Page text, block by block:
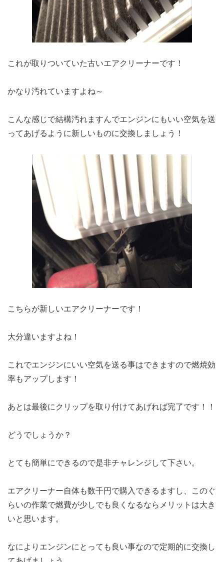
これが取りついていた古いエアクリーナーです！
かなり汚れていますよね～
こんな感じで結構汚れますんでエンジンにもいい空気を送
ってあげるように新しいものに交換しましょう！
こちらが新しいエアクリーナーです！
大分違いますよね！
これでエンジンにいい空気を送る事はできますので燃焼効
率もアップします！
あとは最後にクリップを取り付けてあげれば完了です！！
どうでしょうか？
とても簡単にできるので是非チャレンジして下さい。
エアクリーナー自体も数千円で購入できるますし、このぐ
らいの作業で燃費が少しでも良くなるならメリットは大き
いと思います。
なによりエンジンにとっても良い事なので定期的に交換し